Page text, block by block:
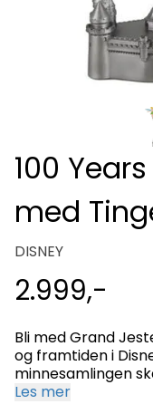
100
med
DISNEY
2.999,-
Bli med Grand
og framtiden i
minnesamlingen
Introdusert januar 2023 Platiniumfarget
Les mer